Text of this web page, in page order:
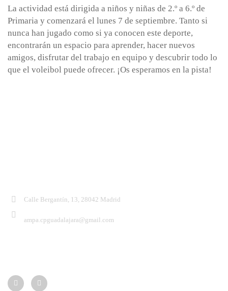
La actividad está dirigida a niños y niñas de 2.º a 6.º de
Primaria y comenzará el lunes 7 de septiembre. Tanto si
nunca han jugado como si ya conocen este deporte,
encontrarán un espacio para aprender, hacer nuevos
amigos, disfrutar del trabajo en equipo y descubrir todo lo
que el voleibol puede ofrecer. ¡Os esperamos en la pista!
Calle Bergantín, 13, 28042 Madrid
ampa.cpguadalajara@gmail.com